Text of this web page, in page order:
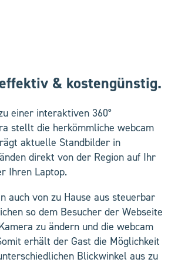
& kostengünstig.
einer interaktiven 360°
stellt die herkömmliche webcam
aktuelle Standbilder in
direkt von der Region auf Ihr
Ihren Laptop.
auch von zu Hause aus steuerbar
so dem Besucher der Webseite
zu ändern und die webcam
erhält der Gast die Möglichkeit
Blickwinkel aus zu